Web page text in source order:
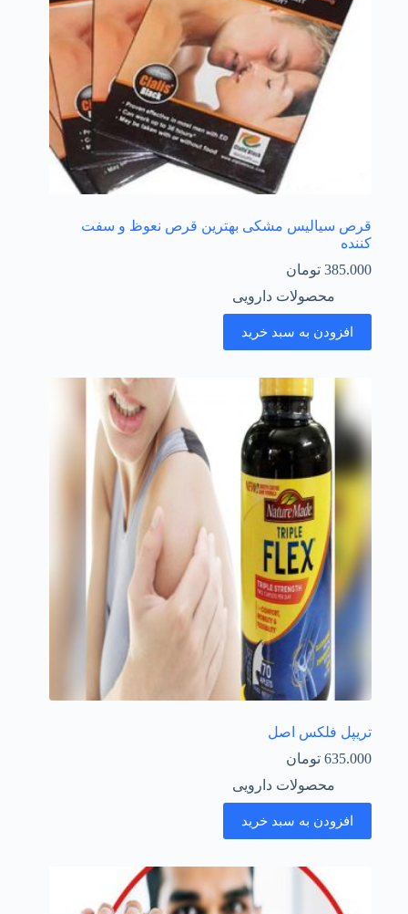
قرص سیالیس مشکی بهترین قرص نعوظ و سفت
کننده
385.000 تومان
محصولات دارویی
افزودن به سبد خرید
تریپل فلکس اصل
635.000 تومان
محصولات دارویی
افزودن به سبد خرید